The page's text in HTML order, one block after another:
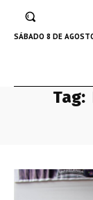
SÁBADO 8 DE
Tag: